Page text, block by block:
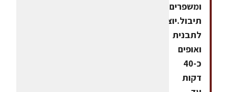
ומשפרים
תיבול.יוצקים
לתבנית
ואופים
כ-40
דקות